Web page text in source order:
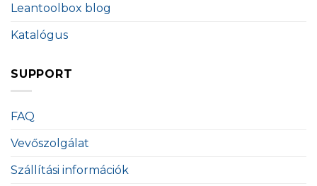
Leantoolbox blog
Katalógus
SUPPORT
FAQ
Vevőszolgálat
Szállítási információk